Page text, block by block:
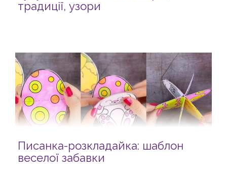
традиції, узори
Писанка-розкладайка: шаблон
веселої забавки